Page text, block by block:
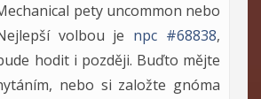
pety uncommon nebo
volbou je npc #68838,
hodit i později. Buďto mějte
nebo si založte gnóma